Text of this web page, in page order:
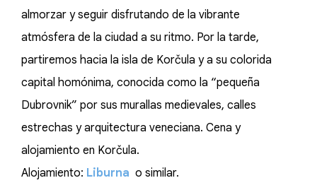
almorzar y seguir disfrutando de la vibrante
atmósfera de la ciudad a su ritmo. Por la tarde,
partiremos hacia la isla de Korčula y a su colorida
capital homónima, conocida como la “pequeña
Dubrovnik” por sus murallas medievales, calles
estrechas y arquitectura veneciana. Cena y
alojamiento en Korčula.
Alojamiento: Liburna o similar.